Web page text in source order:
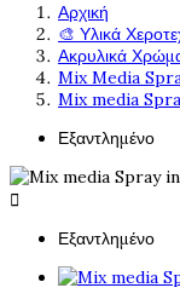
Αρχική
🎨 Υλικά
Ακρυλικά
Mix Media
Mix media
Εξαντλημένο

Εξαντλημένο